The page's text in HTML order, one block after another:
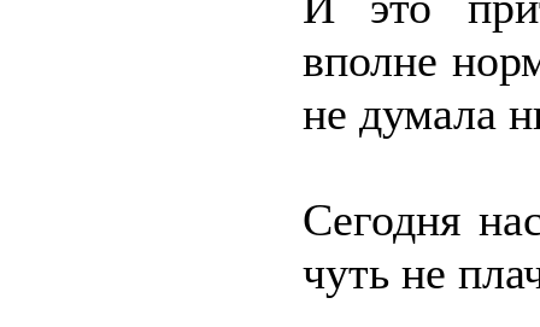
вполне
не думала
Сегодня
чуть не